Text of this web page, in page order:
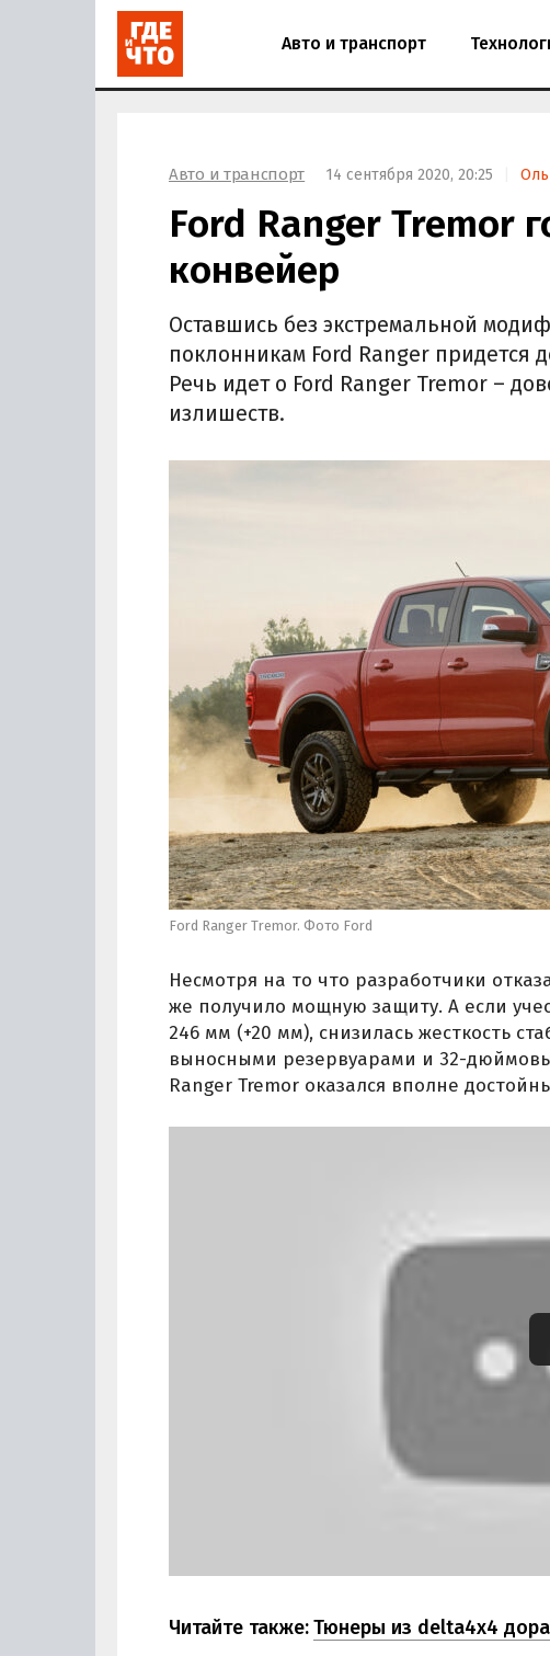
Авто и транспорт
Авто и транспорт 14 сентября 2020, 20:25
Ford Ranger Tremor
конвейер
Оставшись без экстремальной
поклонникам Ford Ranger придется
Речь идет о Ford Ranger Tremor –
излишеств.
Ford Ranger Tremor. Фото Ford
Несмотря на то что разработчики
же получило мощную защиту. А если
246 мм (+20 мм), снизилась жесткость
выносными резервуарами и 32-
Ranger Tremor оказался вполне
Читайте также:Тюнеры из delta4x4